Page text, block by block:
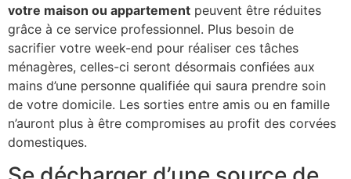
votre maison ou appartement peuvent être réduites
grâce à ce service professionnel. Plus besoin de
sacrifier votre week-end pour réaliser ces tâches
ménagères, celles-ci seront désormais confiées aux
mains d’une personne qualifiée qui saura prendre soin
de votre domicile. Les sorties entre amis ou en famille
n’auront plus à être compromises au profit des corvées
domestiques.